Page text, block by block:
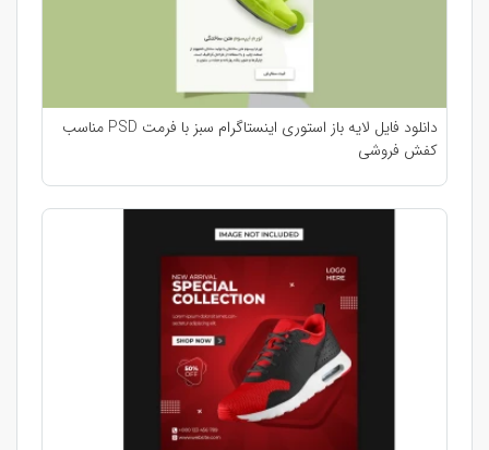
دانلود فایل لایه باز استوری اینستاگرام سبز با فرمت PSD مناسب
کفش فروشی